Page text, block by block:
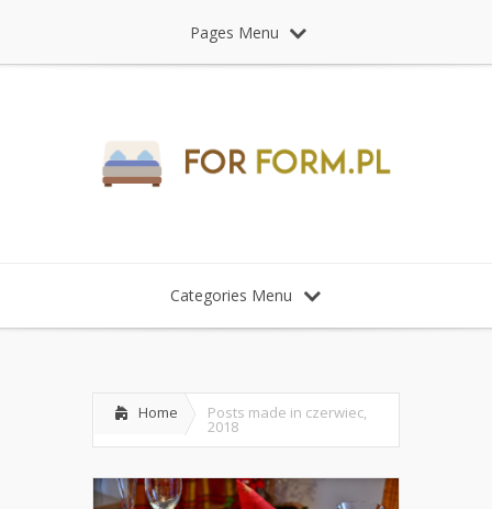
Pages Menu
Categories Menu
Home Posts made in czerwiec,
2018